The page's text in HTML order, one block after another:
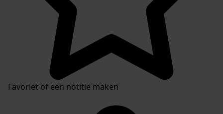
Favoriet of een notitie maken